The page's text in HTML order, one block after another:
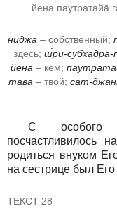
йена паутратайа̄
ниджа – собственный;
здесь; ш́рӣ-субхадра̄-
йена – кем;
тава – твой; сат-
С особого
посчастливилось
родиться внуком
на сестрице был
ТЕКСТ 28